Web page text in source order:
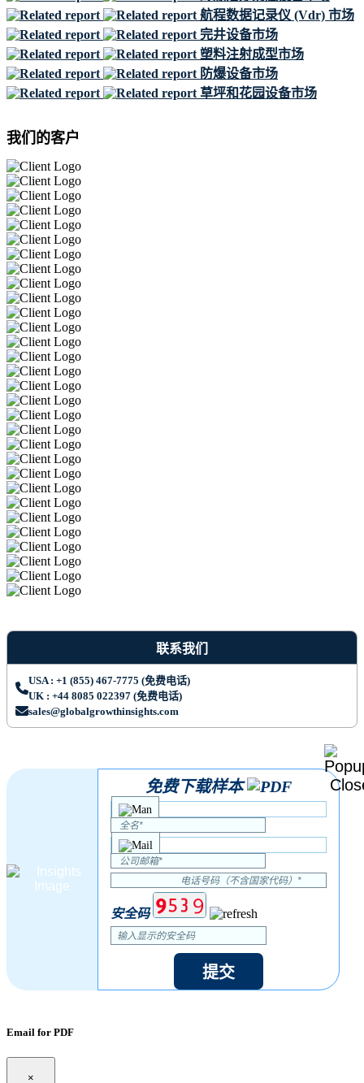
航程数据记录仪 (Vdr) 市场
完井设备市场
塑料注射成型市场
防爆设备市场
草坪和花园设备市场
我们的客户
联系我们
USA : +1 (855) 467-7775 (免费电话)
UK : +44 8085 022397 (免费电话)
sales@globalgrowthinsights.com
免费下载样本
安全码
提交
Email for PDF
×